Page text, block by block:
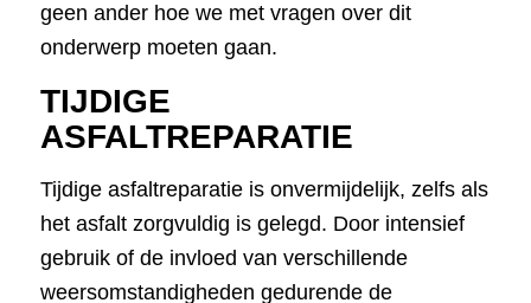
geen ander hoe we met vragen over dit
onderwerp moeten gaan.
TIJDIGE
ASFALTREPARATIE
Tijdige asfaltreparatie is onvermijdelijk, zelfs als
het asfalt zorgvuldig is gelegd. Door intensief
gebruik of de invloed van verschillende
weersomstandigheden gedurende de